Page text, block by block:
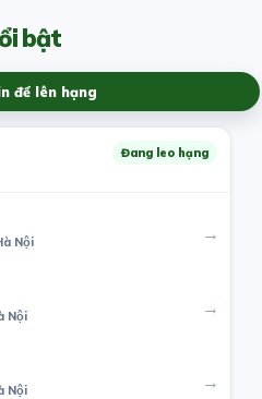
bật
để lên hạng
Đang leo hạng
Nội →
Nội →
Nội →